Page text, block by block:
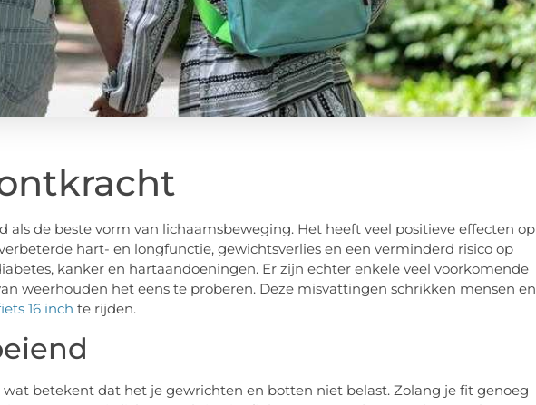
als de beste vorm van lichaamsbeweging. Het heeft veel positieve effecten op
hart- en longfunctie, gewichtsverlies en een verminderd risico op
kanker en hartaandoeningen. Er zijn echter enkele veel voorkomende
weerhouden het eens te proberen. Deze misvattingen schrikken mensen en
16 inch te rijden.
betekent dat het je gewrichten en botten niet belast. Zolang je fit genoeg